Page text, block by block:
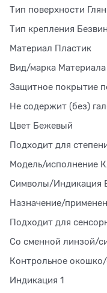
Тип поверхности
Тип крепления
Материал Пластик
Вид/марка
Защитное покрытие
Не содержит (без)
Цвет Бежевый
Подходит для
Модель/исполнение
Символы/Индикация
Назначение/
Подходит для
Со сменной линзой/
Контрольное окошко/
Индикация 1